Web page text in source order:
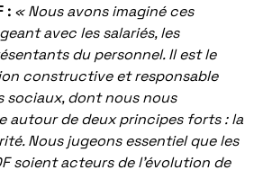
: « Nous avons imaginé ces
avec les salariés, les
du personnel. Il est le
constructive et responsable
sociaux, dont nous nous
autour de deux principes forts : la
Nous jugeons essentiel que les
soient acteurs de l’évolution de